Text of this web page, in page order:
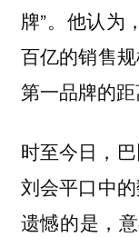
牌”。他认为
百亿的销售
第一品牌的
时至今日，
刘会平口中
遗憾的是，